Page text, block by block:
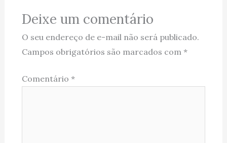
Deixe um comentário
O seu endereço de e-mail não será publicado.
Campos obrigatórios são marcados com *
Comentário *